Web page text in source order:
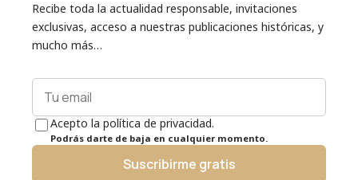
Recibe toda la actualidad responsable, invitaciones
exclusivas, acceso a nuestras publicaciones históricas, y
mucho más…
Acepto la política de privacidad.
Podrás darte de baja en cualquier momento.
Suscribirme gratis